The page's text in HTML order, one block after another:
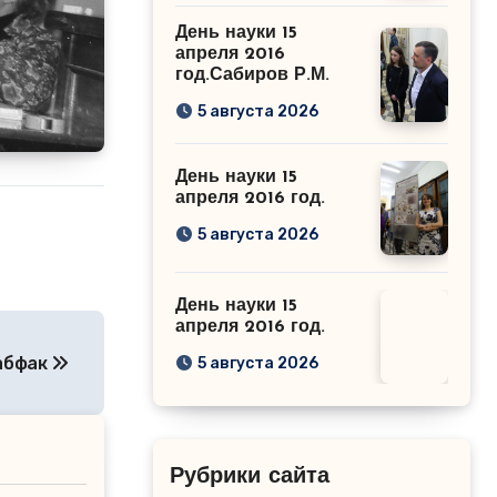
День науки 15
апреля 2016
год.Сабиров Р.М.
5 августа 2026
День науки 15
апреля 2016 год.
5 августа 2026
День науки 15
апреля 2016 год.
5 августа 2026
Рубрики сайта